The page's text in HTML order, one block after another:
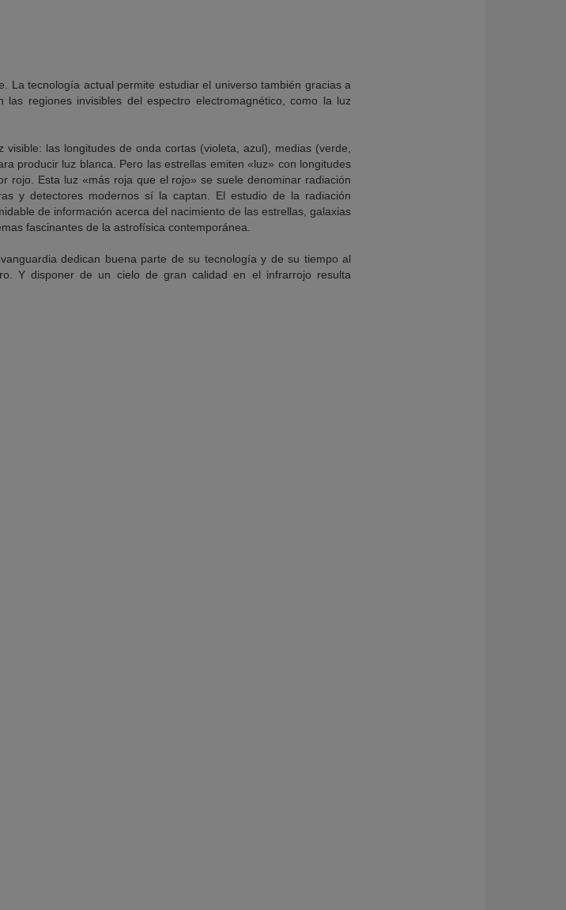
La tecnología actual permite estudiar el universo también gracias a
regiones invisibles del espectro electromagnético, como la luz
las longitudes de onda cortas (violeta, azul), medias (verde,
producir luz blanca. Pero las estrellas emiten «luz» con longitudes
rojo. Esta luz «más roja que el rojo» se suele denominar radiación
y detectores modernos sí la captan. El estudio de la radiación
de información acerca del nacimiento de las estrellas, galaxias
fascinantes de la astrofísica contemporánea.
dedican buena parte de su tecnología y de su tiempo al
Y disponer de un cielo de gran calidad en el infrarrojo resulta